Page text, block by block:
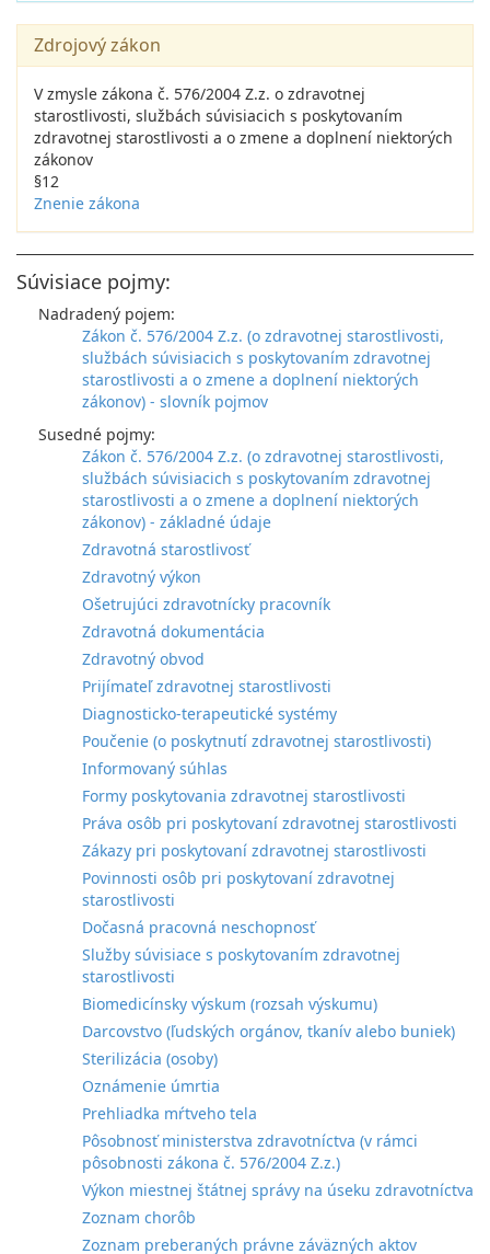
Zdrojový zákon
V zmysle zákona č. 576/2004 Z.z. o zdravotnej
starostlivosti, službách súvisiacich s poskytovaním
zdravotnej starostlivosti a o zmene a doplnení niektorých
zákonov
§12
Znenie zákona
Súvisiace pojmy:
Nadradený pojem:
Zákon č. 576/2004 Z.z. (o zdravotnej starostlivosti,
službách súvisiacich s poskytovaním zdravotnej
starostlivosti a o zmene a doplnení niektorých
zákonov) - slovník pojmov
Susedné pojmy:
Zákon č. 576/2004 Z.z. (o zdravotnej starostlivosti,
službách súvisiacich s poskytovaním zdravotnej
starostlivosti a o zmene a doplnení niektorých
zákonov) - základné údaje
Zdravotná starostlivosť
Zdravotný výkon
Ošetrujúci zdravotnícky pracovník
Zdravotná dokumentácia
Zdravotný obvod
Prijímateľ zdravotnej starostlivosti
Diagnosticko-terapeutické systémy
Poučenie (o poskytnutí zdravotnej starostlivosti)
Informovaný súhlas
Formy poskytovania zdravotnej starostlivosti
Práva osôb pri poskytovaní zdravotnej starostlivosti
Zákazy pri poskytovaní zdravotnej starostlivosti
Povinnosti osôb pri poskytovaní zdravotnej
starostlivosti
Dočasná pracovná neschopnosť
Služby súvisiace s poskytovaním zdravotnej
starostlivosti
Biomedicínsky výskum (rozsah výskumu)
Darcovstvo (ľudských orgánov, tkanív alebo buniek)
Sterilizácia (osoby)
Oznámenie úmrtia
Prehliadka mŕtveho tela
Pôsobnosť ministerstva zdravotníctva (v rámci
pôsobnosti zákona č. 576/2004 Z.z.)
Výkon miestnej štátnej správy na úseku zdravotníctva
Zoznam chorôb
Zoznam preberaných právne záväzných aktov